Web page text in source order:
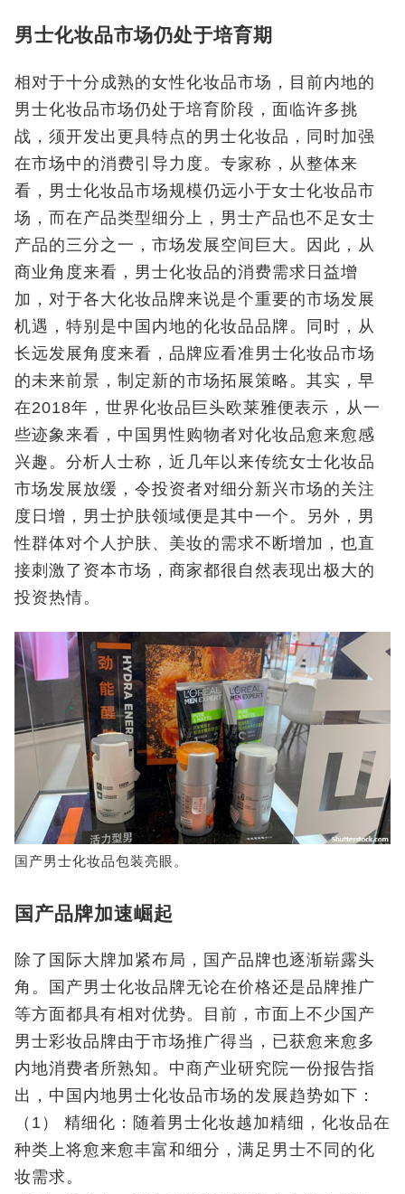
男士化妆品市场仍处于培育期
相对于十分成熟的女性化妆品市场，目前内地的
男士化妆品市场仍处于培育阶段，面临许多挑
战，须开发出更具特点的男士化妆品，同时加强
在市场中的消费引导力度。专家称，从整体来
看，男士化妆品市场规模仍远小于女士化妆品市
场，而在产品类型细分上，男士产品也不足女士
产品的三分之一，市场发展空间巨大。因此，从
商业角度来看，男士化妆品的消费需求日益增
加，对于各大化妆品牌来说是个重要的市场发展
机遇，特别是中国内地的化妆品品牌。同时，从
长远发展角度来看，品牌应看准男士化妆品市场
的未来前景，制定新的市场拓展策略。其实，早
在2018年，世界化妆品巨头欧莱雅便表示，从一
些迹象来看，中国男性购物者对化妆品愈来愈感
兴趣。分析人士称，近几年以来传统女士化妆品
市场发展放缓，令投资者对细分新兴市场的关注
度日增，男士护肤领域便是其中一个。另外，男
性群体对个人护肤、美妆的需求不断增加，也直
接刺激了资本市场，商家都很自然表现出极大的
投资热情。
国产男士化妆品包装亮眼。
国产品牌加速崛起
除了国际大牌加紧布局，国产品牌也逐渐崭露头
角。国产男士化妆品牌无论在价格还是品牌推广
等方面都具有相对优势。目前，市面上不少国产
男士彩妆品牌由于市场推广得当，已获愈来愈多
内地消费者所熟知。中商产业研究院一份报告指
出，中国内地男士化妆品市场的发展趋势如下：
（1） 精细化：随着男士化妆越加精细，化妆品在
种类上将愈来愈丰富和细分，满足男士不同的化
妆需求。